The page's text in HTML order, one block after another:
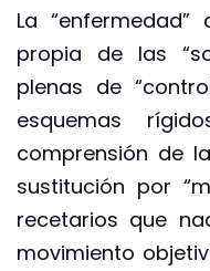
La
propia de las
plenas de
esquemas
comprensión de
sustitución por
recetarios que
movimiento